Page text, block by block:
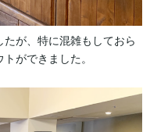
が、特に混雑もしておら
ができました。